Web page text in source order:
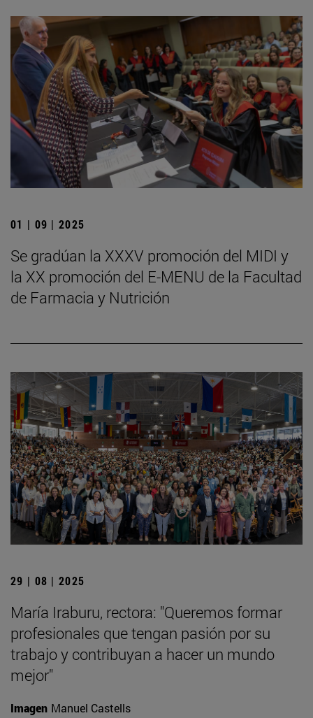
01 | 09 | 2025
Se gradúan la XXXV promoción del MIDI y
la XX promoción del E-MENU de la Facultad
de Farmacia y Nutrición
29 | 08 | 2025
María Iraburu, rectora: "Queremos formar
profesionales que tengan pasión por su
trabajo y contribuyan a hacer un mundo
mejor"
Imagen Manuel Castells